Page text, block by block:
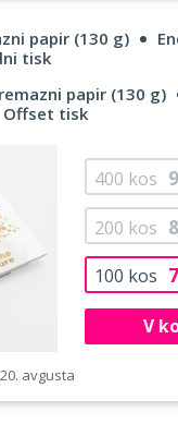
papir (130 g)
tisk
papir (130 g)
Offset tisk
100 kos
200 kos
400 kos
V
avgusta